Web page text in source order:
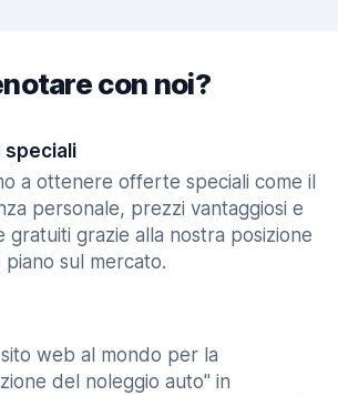
con noi?
a ottenere offerte speciali come il
personale, prezzi vantaggiosi e
gratuiti grazie alla nostra posizione
piano sul mercato.
web al mondo per la
del noleggio auto" in